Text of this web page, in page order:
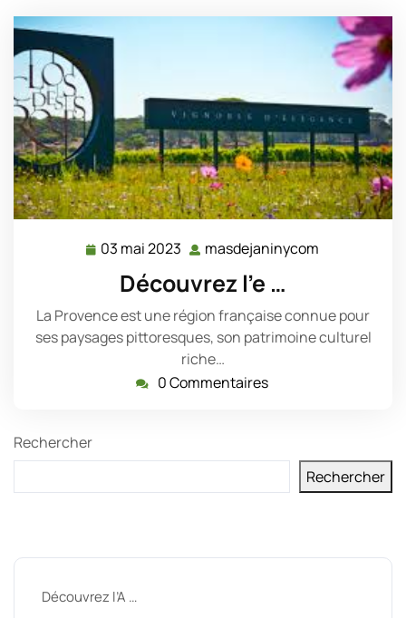
03 mai 2023 03
2023
masdejaninycom
Découvrez l’e …
La Provence est une région française connue pour
ses paysages pittoresques, son patrimoine culturel
riche…
0 Commentaires
Rechercher
Rechercher
Découvrez l’A …